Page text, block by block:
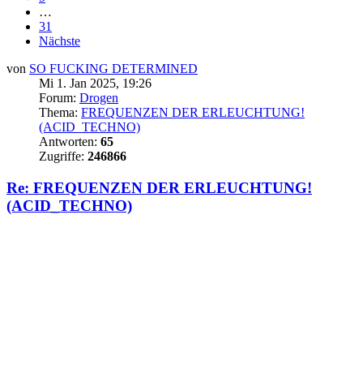
…
31
Nächste
von SO FUCKING DETERMINED
Mi 1. Jan 2025, 19:26
Forum: Drogen
Thema: FREQUENZEN DER ERLEUCHTUNG!
(ACID_TECHNO)
Antworten: 65
Zugriffe: 246866
Re: FREQUENZEN DER ERLEUCHTUNG!
(ACID_TECHNO)